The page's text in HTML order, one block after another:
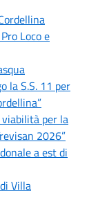
Loco e
la S.S. 11 per
per la
2026”
a est di
Villa